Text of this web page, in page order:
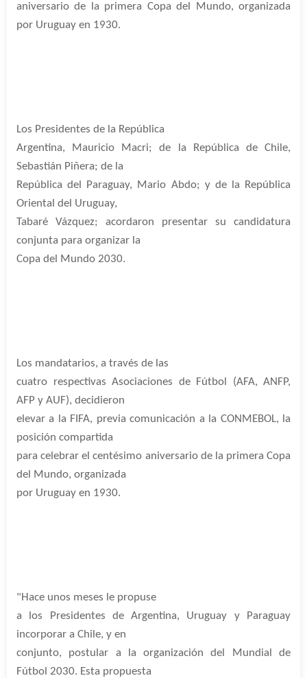
aniversario de la primera Copa del Mundo, organizada
por Uruguay en 1930.
Los Presidentes de la República
Argentina, Mauricio Macri; de la República de Chile,
Sebastián Piñera; de la
República del Paraguay, Mario Abdo; y de la República
Oriental del Uruguay,
Tabaré Vázquez; acordaron presentar su candidatura
conjunta para organizar la
Copa del Mundo 2030.
Los mandatarios, a través de las
cuatro respectivas Asociaciones de Fútbol (AFA, ANFP,
AFP y AUF), decidieron
elevar a la FIFA, previa comunicación a la CONMEBOL, la
posición compartida
para celebrar el centésimo aniversario de la primera Copa
del Mundo, organizada
por Uruguay en 1930.
"Hace unos meses le propuse
a los Presidentes de Argentina, Uruguay y Paraguay
incorporar a Chile, y en
conjunto, postular a la organización del Mundial de
Fútbol 2030. Esta propuesta